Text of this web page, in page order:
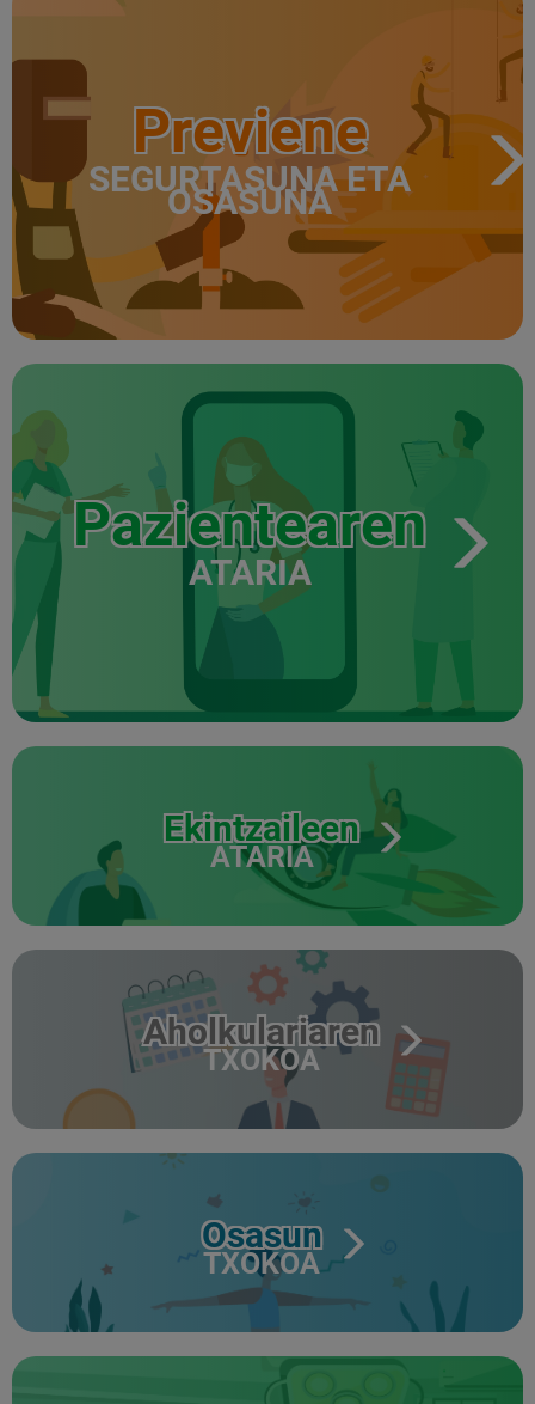
Previene
SEGURTASUNA ETA
OSASUNA
Pazientearen
ATARIA
Ekintzaileen
ATARIA
Aholkulariaren
TXOKOA
Osasun
TXOKOA